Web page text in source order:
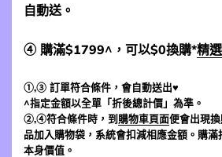
自動送。
④ 購滿$1799^，可以$0換購*精
①,③ 訂單符合條件，會自動送出♥
^指定金額以全單「折後總計價」為準。
②,④符合條件時，到 購物車頁面便會出現
品加入購物袋，系統會扣減相應金額。購
本身價值。